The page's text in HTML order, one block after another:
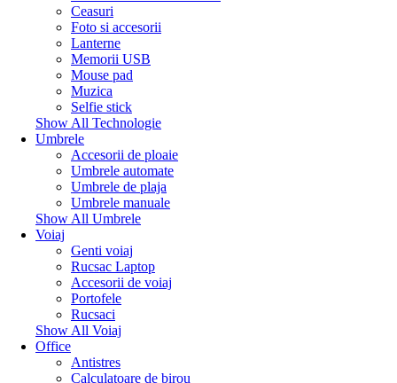
Ceasuri
Foto si accesorii
Lanterne
Memorii USB
Mouse pad
Muzica
Selfie stick
Show All Technologie
Umbrele
Accesorii de ploaie
Umbrele automate
Umbrele de plaja
Umbrele manuale
Show All Umbrele
Voiaj
Genti voiaj
Rucsac Laptop
Accesorii de voiaj
Portofele
Rucsaci
Show All Voiaj
Office
Antistres
Calculatoare de birou